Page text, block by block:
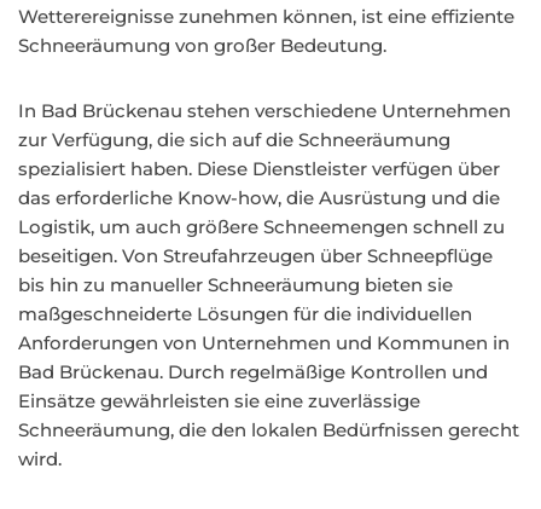
Wetterereignisse zunehmen können, ist eine effiziente
Schneeräumung von großer Bedeutung.
In Bad Brückenau stehen verschiedene Unternehmen
zur Verfügung, die sich auf die Schneeräumung
spezialisiert haben. Diese Dienstleister verfügen über
das erforderliche Know-how, die Ausrüstung und die
Logistik, um auch größere Schneemengen schnell zu
beseitigen. Von Streufahrzeugen über Schneepflüge
bis hin zu manueller Schneeräumung bieten sie
maßgeschneiderte Lösungen für die individuellen
Anforderungen von Unternehmen und Kommunen in
Bad Brückenau. Durch regelmäßige Kontrollen und
Einsätze gewährleisten sie eine zuverlässige
Schneeräumung, die den lokalen Bedürfnissen gerecht
wird.